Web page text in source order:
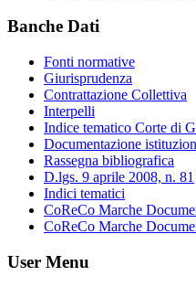
Banche Dati
Fonti normative
Giurisprudenza
Contrattazione Collettiva
Interpelli
Indice tematico Corte di
Documentazione
Rassegna bibliografica
D.lgs. 9 aprile 2008, n. 81
Indici tematici
CoReCo Marche
CoReCo Marche
User Menu